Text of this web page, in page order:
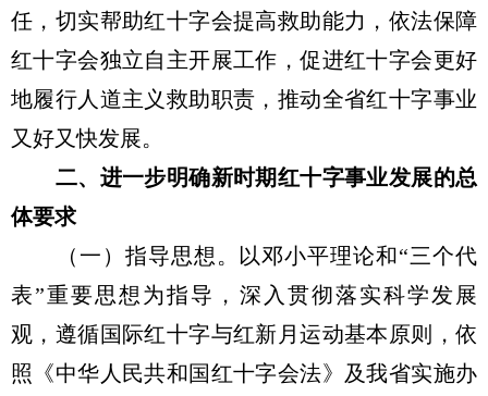
任，切实帮助红十字会提高救助能力，依法保障
红十字会独立自主开展工作，促进红十字会更好
地履行人道主义救助职责，推动全省红十字事业
又好又快发展。
二、进一步明确新时期红十字事业发展的总
体要求
（一）指导思想。以邓小平理论和“三个代
表”重要思想为指导，深入贯彻落实科学发展
观，遵循国际红十字与红新月运动基本原则，依
照《中华人民共和国红十字会法》及我省实施办